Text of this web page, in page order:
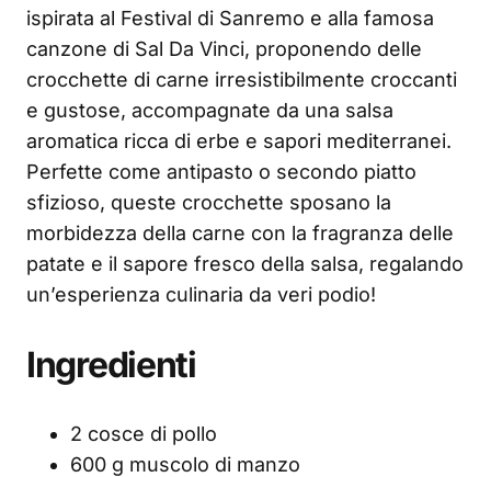
ispirata al Festival di Sanremo e alla famosa
canzone di Sal Da Vinci, proponendo delle
crocchette di carne irresistibilmente croccanti
e gustose, accompagnate da una salsa
aromatica ricca di erbe e sapori mediterranei.
Perfette come antipasto o secondo piatto
sfizioso, queste crocchette sposano la
morbidezza della carne con la fragranza delle
patate e il sapore fresco della salsa, regalando
un’esperienza culinaria da veri podio!
Ingredienti
2 cosce di pollo
600 g muscolo di manzo